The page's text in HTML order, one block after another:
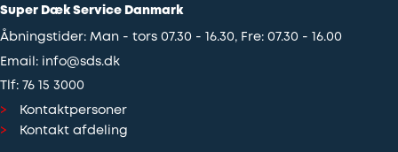
Fdm
kvalitetskontrol
Finansiering
Super Dæk Service Danmark
Åbningstider: Man - tors 07.30 - 16.30, Fre: 07.30 - 16.00
Email: info@sds.dk
Tlf: 76 15 3000
Kontaktpersoner
Kontakt afdeling